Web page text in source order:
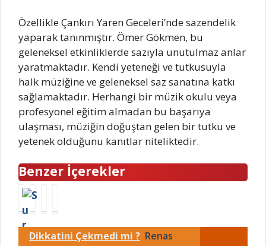
Özellikle Çankırı Yaren Geceleri’nde sazendelik
yaparak tanınmıştır. Ömer Gökmen, bu
geleneksel etkinliklerde sazıyla unutulmaz anlar
yaratmaktadır. Kendi yeteneği ve tutkusuyla
halk müziğine ve geleneksel saz sanatına katkı
sağlamaktadır. Herhangi bir müzik okulu veya
profesyonel eğitim almadan bu başarıya
ulaşması, müziğin doğuştan gelen bir tutku ve
yetenek olduğunu kanıtlar niteliktedir.
Benzer İçerekler
Ö
m
e
S
e
T
R
1
R
1
Dikkatini Çekmedi mi ? Renas